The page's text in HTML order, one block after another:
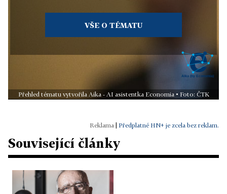
VŠE O TÉMATU
Přehled tématu vytvořila Aika - AI asistentka Economia • Foto: ČTK
Předplatné HN+ je zcela bez reklam.
Související články